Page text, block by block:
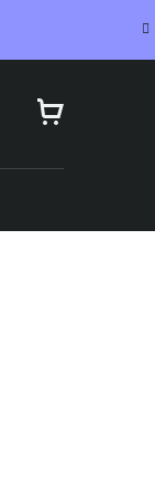
NÁKUPNÍ